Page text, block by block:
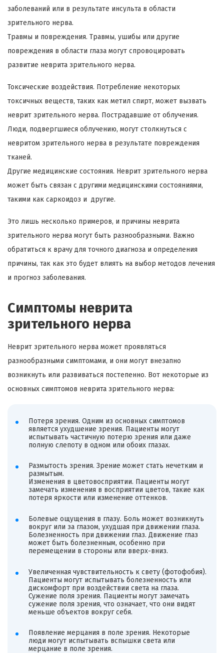
заболеваний или в результате инсульта в области
зрительного нерва.
Травмы и повреждения. Травмы, ушибы или другие
повреждения в области глаза могут спровоцировать
развитие неврита зрительного нерва.
Токсические воздействия. Потребление некоторых
токсичных веществ, таких как метил спирт, может вызвать
неврит зрительного нерва. Пострадавшие от облучения.
Люди, подвергшиеся облучению, могут столкнуться с
невритом зрительного нерва в результате повреждения
тканей.
Другие медицинские состояния. Неврит зрительного нерва
может быть связан с другими медицинскими состояниями,
такими как саркоидоз и другие.
Это лишь несколько примеров, и причины неврита
зрительного нерва могут быть разнообразными. Важно
обратиться к врачу для точного диагноза и определения
причины, так как это будет влиять на выбор методов лечения
и прогноз заболевания.
Симптомы неврита
зрительного нерва
Неврит зрительного нерва может проявляться
разнообразными симптомами, и они могут внезапно
возникнуть или развиваться постепенно. Вот некоторые из
основных симптомов неврита зрительного нерва:
Потеря зрения. Одним из основных симптомов
является ухудшение зрения. Пациенты могут
испытывать частичную потерю зрения или даже
полную слепоту в одном или обоих глазах.
Размытость зрения. Зрение может стать нечетким и
размытым.
Изменения в цветовосприятии. Пациенты могут
замечать изменения в восприятии цветов, такие как
потеря яркости или изменение оттенков.
Болевые ощущения в глазу. Боль может возникнуть
вокруг или за глазом, ухудшая при движении глаза.
Болезненность при движении глаз. Движение глаз
может быть болезненным, особенно при
перемещении в стороны или вверх-вниз.
Увеличенная чувствительность к свету (фотофобия).
Пациенты могут испытывать болезненность или
дискомфорт при воздействии света на глаза.
Сужение поля зрения. Пациенты могут замечать
сужение поля зрения, что означает, что они видят
меньше объектов вокруг себя.
Появление мерцания в поле зрения. Некоторые
люди могут испытывать вспышки света или
мерцание в поле зрения.